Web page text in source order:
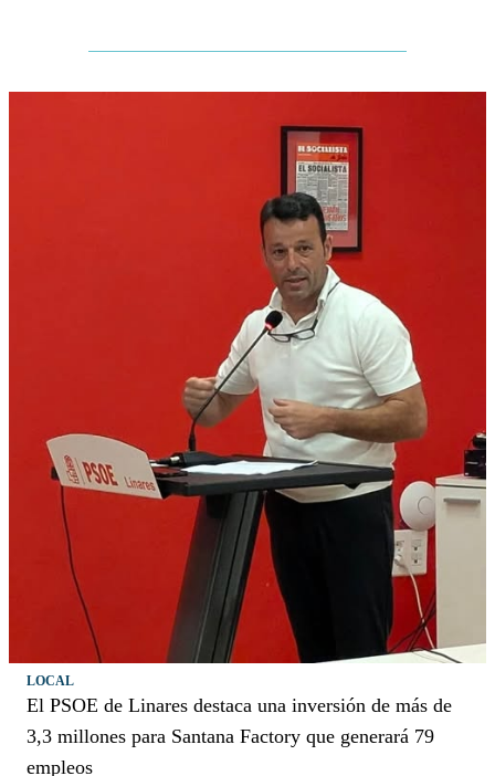
LOCAL
El PSOE de Linares destaca una inversión de más de
3,3 millones para Santana Factory que generará 79
empleos